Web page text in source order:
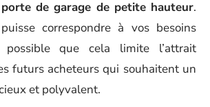
porte de garage de petite hauteur.
correspondre à vos besoins
que cela limite l’attrait
futurs acheteurs qui souhaitent un
et polyvalent.